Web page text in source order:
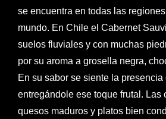
se encuentra en todas las
mundo. En Chile el Cabernet
suelos fluviales y con muchas
por su aroma a grosella negra,
En su sabor se siente la presencia
entregándole ese toque frutal. Las
quesos maduros y platos bien